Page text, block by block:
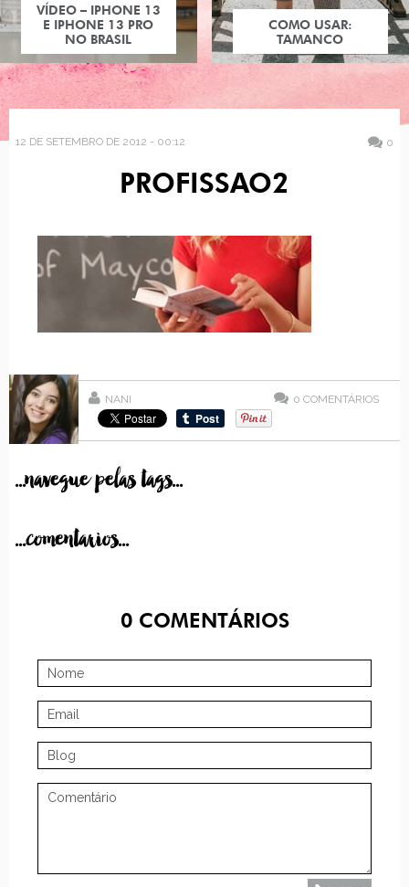
VÍDEO – IPHONE 13
E IPHONE 13 PRO
NO BRASIL
COMO USAR:
TAMANCO
12 DE SETEMBRO DE 2012 - 00:12 0
PROFISSAO2
NANI 0 COMENTÁRIOS
...navegue pelas tags...
...comentarios...
0COMENTÁRIOS